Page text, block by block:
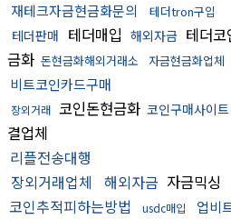
재테크자금현금화문의 테더tron구입
테더판매 테더매입 해외자금 테더코
금화 돈현금화해외거래소 자금현금화업체
비트코인카드구매
장외거래 코인돈현금화 코인구매사이트
결업체
리플전송대행
장외거래업체
해외자금 자금믹싱
코인추적피하는방법
usdc매입 업비